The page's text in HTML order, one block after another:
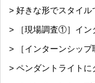
> 好きな形でスタイル
> ［現場調査①］イン
> ［インターンシッ
> ペンダントライトに